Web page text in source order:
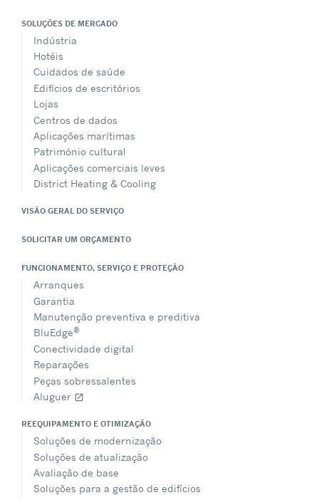
SOLUÇÕES DE MERCADO
Indústria
Hotéis
Cuidados de saúde
Edifícios de escritórios
Lojas
Centros de dados
Aplicações marítimas
Património cultural
Aplicações comerciais leves
District Heating & Cooling
VISÃO GERAL DO SERVIÇO
SOLICITAR UM ORÇAMENTO
FUNCIONAMENTO, SERVIÇO E PROTEÇÃO
Arranques
Garantia
Manutenção preventiva e preditiva
BluEdge®
Conectividade digital
Reparações
Peças sobressalentes
Aluguer open_in_new
REEQUIPAMENTO E OTIMIZAÇÃO
Soluções de modernização
Soluções de atualização
Avaliação de base
Soluções para a gestão de edifícios